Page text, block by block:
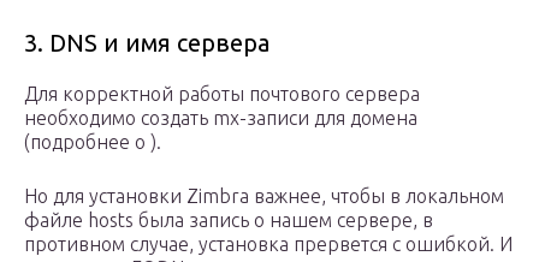
3. DNS и имя сервера
Для корректной работы почтового сервера
необходимо создать mx-записи для домена
(подробнее о ).
Но для установки Zimbra важнее, чтобы в локальном
файле hosts была запись о нашем сервере, в
противном случае, установка прервется с ошибкой. И